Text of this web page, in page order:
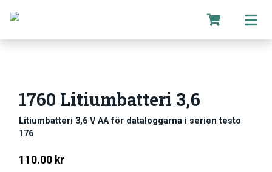
1760 Litiumbatteri 3,6
Litiumbatteri 3,6 V AA för dataloggarna i serien testo
176
110.00 kr